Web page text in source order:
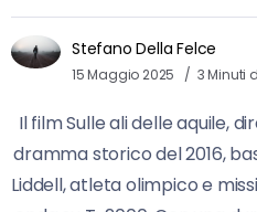
Stefano Della Felce
15 Maggio 2025 3 Minuti
Il film Sulle ali delle aquile,
dramma storico del 2016,
Liddell, atleta olimpico e